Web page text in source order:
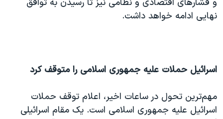
و فشارهای اقتصادی و نظامی نیز تا رسیدن به توافق
نهایی ادامه خواهد داشت.
اسرائیل حملات علیه جمهوری اسلامی را متوقف کرد
مهم‌ترین تحول در ساعات اخیر، اعلام توقف حملات
اسرائیل علیه جمهوری اسلامی است. یک مقام اسرائیلی